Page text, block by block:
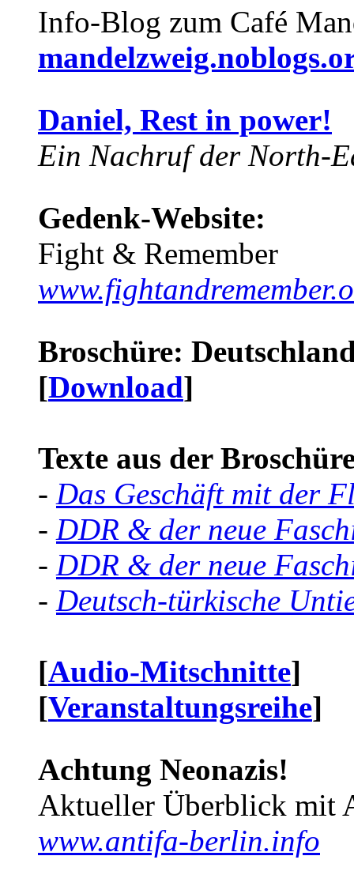
Info-Blog zum Café
Daniel, Rest in power!
Ein Nachruf der North-
Gedenk-Website:
Fight & Remember
Broschüre:
[Download]
Texte aus der
- Das Geschäft mit der
- DDR & der neue
- DDR & der neue
- Deutsch-türkische
[Audio-Mitschnitte]
[Veranstaltungsreihe]
Achtung Neonazis!
Aktueller Überblick mit
www.antifa-berlin.info